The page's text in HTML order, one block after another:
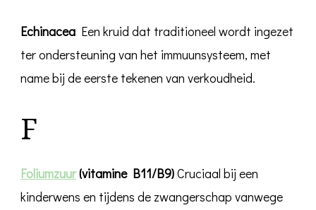
Echinacea Een kruid dat traditioneel wordt ingezet
ter ondersteuning van het immuunsysteem, met
name bij de eerste tekenen van verkoudheid.
F
Foliumzuur(vitamine B11/B9)Cruciaal bij een
kinderwens en tijdens de zwangerschap vanwege